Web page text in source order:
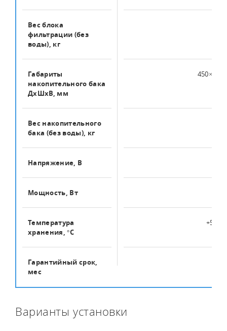
Вес блока
фильтрации (без
воды), кг
Габариты
накопительного бака
ДхШхВ, мм
Вес накопительного
бака (без воды), кг
Напряжение, В
Мощность, Вт
Температура
хранения, °C
Гарантийный срок,
мес
Варианты установки